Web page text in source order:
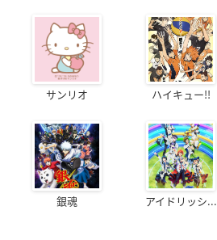
サンリオ ハイキュー!!
銀魂 アイドリッシ...